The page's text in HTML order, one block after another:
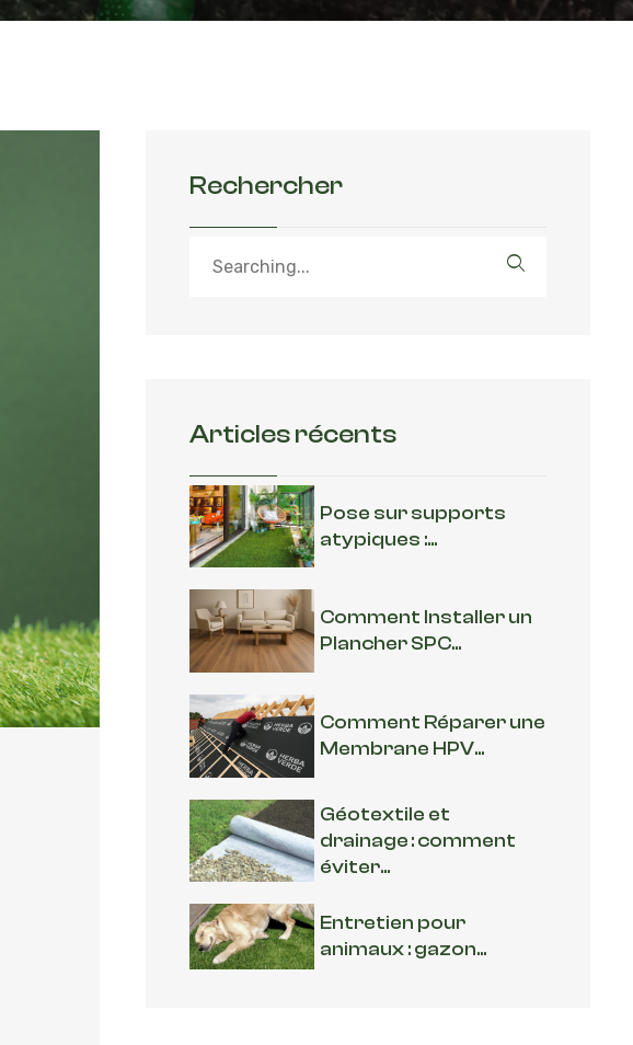
Rechercher
Articles récents
Pose sur supports
atypiques :...
Comment Installer un
Plancher SPC...
Comment Réparer une
Membrane HPV...
Géotextile et
drainage : comment
éviter...
Entretien pour
animaux : gazon...